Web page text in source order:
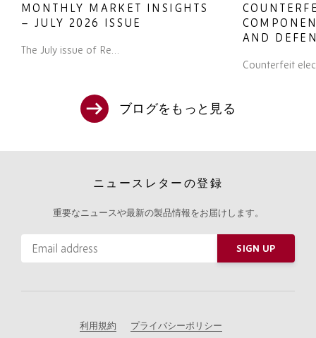
MARKET INSIGHTS
2026 ISSUE
issue of Re…
COUNTERFEIT
COMPONENTS
AND DEFENCE:
TO KNOW
Counterfeit electron…
ブログをもっと見る
ニュースレターの登録
重要なニュースや最新の製品情報をお届けします。
Email
address
ignore
SIGN UP
利用規約 プライバシーポリシー